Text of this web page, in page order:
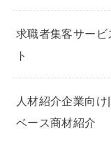
求職者集客サー
ト
人材紹介企業向
ベース商材紹介